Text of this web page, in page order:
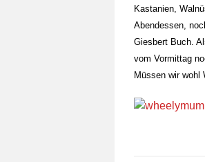
Kastanien,
Abendessen,
Giesbert Buch.
vom Vormittag
Müssen wir